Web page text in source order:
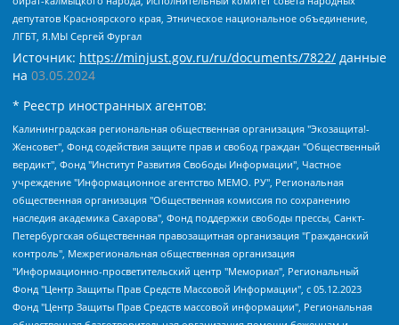
депутатов Красноярского края, Этническое национальное объединение,
ЛГБТ, Я.МЫ Сергей Фургал
Источник: https://minjust.gov.ru/ru/documents/7822/ данные
на 03.05.2024
* Реестр иностранных агентов:
Калининградская региональная общественная организация "Экозащита!-Женсовет", Фонд содействия защите прав и свобод граждан "Общественный вердикт", Фонд "Институт Развития Свободы Информации", Частное учреждение "Информационное агентство МЕМО. РУ", Региональная общественная организация "Общественная комиссия по сохранению наследия академика Сахарова", Фонд поддержки свободы прессы, Санкт-Петербургская общественная правозащитная организация "Гражданский контроль", Межрегиональная общественная организация "Информационно-просветительский центр "Мемориал", Региональный Фонд "Центр Защиты Прав Средств Массовой Информации", с 05.12.2023 Фонд "Центр Защиты Прав Средств массовой информации", Региональная общественная благотворительная организация помощи беженцам и мигрантам "Гражданское содействие", Негосударственное образовательное учреждение дополнительного профессионального образования (повышение квалификации) специалистов "АКАДЕМИЯ ПО ПРАВАМ ЧЕЛОВЕКА", Свердловская региональная общественная организация "Сутяжник", Автономная некоммерческая организация "Центр независимых социологических исследований", Союз общественных объединений "Российский исследовательский центр по правам человека", Региональное общественное учреждение научно-информационный центр "МЕМОРИАЛ", Некоммерческая организация "Фонд защиты гласности", Автономная некоммерческая организация "Институт прав человека", Городская общественная организация "Екатеринбургское общество "МЕМОРИАЛ", Городская общественная организация "Рязанское историко-просветительское и правозащитное общество "Мемориал" (Рязанский Мемориал), Челябинский региональный орган общественной самодеятельности – женское общественное объединение "Женщины Евразии", Челябинский региональный орган общественной самодеятельности "Уральская правозащитная группа", Фонд содействия защите здоровья и социальной справедливости имени Андрея Рылькова, Автономная Некоммерческая Организация "Аналитический Центр Юрия Левады", Автономная некоммерческая организация социальной поддержки населения "Проект Апрель", Региональная общественная организация помощи женщинам и детям, находящимся в кризисной ситуации "Информационно-методический центр "Анна", Фонд содействия развитию массовых коммуникаций и правовому просвещению "Так-так-Так", Фонд содействия устойчивому развитию "Серебряная тайга", Свердловский региональный общественный фонд социальных проектов "Новое время", "Idel.Реалии", Кавказ.Реалии, Крым.Реалии, Телеканал Настоящее Время, Татаро-башкирская служба Радио Свобода (Azatliq Radiosi), Радио Свободная Европа/Радио Свобода (PCE/PC), "Сибирь.Реалии", "Фактограф", Благотворительный фонд помощи осужденным и их семьям, Автономная некоммерческая организация "Институт глобализации и социальных движений", Фонд "В защиту прав заключенных", Частное учреждение "Центр поддержки и содействия развитию средств массовой информации", Пензенский региональный общественный благотворительный фонд "Гражданский союз", "Север.Реалии", Некоммерческая организация Фонд "Правовая инициатива", Общество с ограниченной ответственностью "Радио Свободная Европа/Радио Свобода", Чешское информационное агентство "MEDIUM-ORIENT", Красноярская региональная общественная организация "Мы против СПИДа", Камалягин Денис Николаевич, Маркелов Сергей Евгеньевич, Пономарев Лев Александрович, Савицкая Людмила Алексеевна, Автономная некоммерческая организация "Центр по работе с проблемой насилия "НАСИЛИЮ.НЕТ", Межрегиональный профессиональный союз работников здравоохранения "Альянс врачей", Юридическое лицо, зарегистрированное в Латвийской Республике, SIA "Medusa Project" (регистрационный номер 40103797863, дата регистрации 10.06.2014), Некоммерческая организация "Фонд по борьбе с коррупцией", Автономная некоммерческая организация "Институт права и публичной политики", Баданин Роман Сергеевич, Гликин Максим Александрович, Железнова Мария Михайловна, Лукьянова Юлия Сергеевна, Маетная Елизавета Витальевна, Маняхин Петр Борисович, Чуракова Ольга Владимировна, Ярош Юлия Петровна, Юридическое лицо "The Insider SIA", зарегистрированное в Риге, Латвийская Республика (дата регистрации 26.06.2015), являющееся администратором доменного имени интернет-издания "The Insider SIA", https://theins.ru, Постернак Алексей Евгеньевич, Рубин Михаил Аркадьевич, Анин Роман Александрович, Юридическое лицо Istories fonds, зарегистрированное в Латвийской Республике (регистрационный номер 50008295751, дата регистрации 24.02.2020), Великовский Дмитрий Александрович, Долинина Ирина Николаевна, Мароховская Алеся Алексеевна, Шлейнов Роман Юрьевич, Шмагун Олеся Валентиновна, Общество с ограниченной ответственностью "Альтаир 2021", Общество с ограниченной ответственностью "Вега 2021", Общество с ограниченной ответственностью "Главный редактор 2021", Общество с ограниченной ответственностью "Ромашки монолит", Важенков Артем Валерьевич, Ивановская областная общественная организация "Центр гендерных исследований", Гурман Юрий Альбертович, Медиапроект "ОВД-Инфо", Егоров Владимир Владимирович, Жилинский Владимир Александрович, Общество с ограниченной ответственностью "ЗП", Иванова София Юрьевна, Карезина Инна Павловна, Кильтау Екатерина Викторовна, Петров Алексей Викторович, Пискунов Сергей Евгеньевич, Смирнов Сергей Сергеевич, Тихонов Михаил Сергеевич, Общество с ограниченной ответственностью "ЖУРНАЛИСТ-ИНОСТРАННЫЙ АГЕНТ", Арапова Галина Юрьевна, Вольтская Татьяна Анатольевна, Американская компания "Mason G.E.S. Anonymous Foundation" (США), являющаяся владельцем интернет-издания https://mnews.world/, Компания "Stichting Bellingcat", зарегистрированная в Нидерландах (дата регистрации 11.07.2018), Захаров Андрей Вячеславович, Клепиковская Екатерина Дмитриевна, Общество с ограниченной ответственностью "МЕМО", Перл Роман Александрович, Симонов Евгений Алексеевич, Соловьева Елена Анатольевна, Сотников Даниил Владимирович, Сурначева Елизавета Дмитриевна, Автономная некоммерческая организация по защите прав человека и информированию населения "Якутия – Наше Мнение", Общество с ограниченной ответственностью "Москоу диджитал медиа", с 26.01.2023 Общество с ограниченной ответственностью "Чайка Белые сады", Ветошкина Валерия Валерьевна, Заговора Максим Александрович, Межрегиональное общественное движение "Российская ЛГБТ - сеть", Оленичев Максим Владимирович, Павлов Иван Юрьевич, Скворцова Елена Сергеевна, Общество с ограниченной ответственностью "Как бы инагент", Кочетков Игорь Викторович, Общество с ограниченной ответственностью "Честные выборы", Еланчик Олег Александрович, Общество с ограниченной ответственностью "Нобелевский призыв", Гималова Регина Эмилевна, Григорьев Андрей Валерьевич, Григорьева Алина Александровна, Ассоциация по содействию защите прав призывников, альтернативнослужащих и военнослужащих "Правозащитная группа "Гражданин.Армия.Право", Хисамова Регина Фаритовна, Автономная некоммерческая организация по реализации социально-правовых программ "Лилит", Дальневосточное общественное движение "Маяк", Санкт-Петербургская ЛГБТ-инициативная группа "Выход", Инициативная группа ЛГБТ+ "Реверс", Алексеев Андрей Викторович, Бекбулатова Таисия Львовна, Беляев Иван Михайлович, Владыкина Елена Сергеевна, Гельман Марат Александрович, Никульшина Вероника Юрьевна, Толоконникова Надежда Андреевна, Шендерович Виктор Анатольевич, Общество с ограниченной ответственностью "Данное сообщение", Общество с ограниченной ответственностью Издательский дом "Новая глава", Айнбиндер Александра Александровна, Московский комьюнити-центр для ЛГБТ+инициатив, Благотворительный фонд развития филантропии, Deutsche Welle (Германия, Kurt-Schumacher-Strasse 3, 53113 Bonn), Борзунова Мария Михайловна, Воробьев Виктор Викторович, Голубева Анна Львовна, Константинова Алла Михайловна, Малкова Ирина Владимировна, Мурадов Мурад Абдулгалимович, Осетинская Елизавета Николаевна, Понасенков Евгений Николаевич, Ганапольский Матвей Юрьевич, Киселев Евгений Алексеевич, Борухович Ирина Григорьевна, Дремин Иван Тимофеевич, Дубровский Дмитрий Викторович, Красноярская региональная общественная организация поддержки и развития альтернативных образовательных технологий и межкультурных коммуникаций "ИНТЕРРА", Маяковская Екатерина Алексеевна, Фейгин Марк Захарович, Филимонов Андрей Викторович, Дзугкоева Регина Николаевна, Доброхотов Роман Александрович, Дудь Юрий Александрович, Елкин Сергей Владимирович, Кругликов Кирилл Игоревич, Сабунаева Мария Леонидовна, Семенов Алексей Владимирович, Шаинян Карен Багратович, Шульман Екатерина Михайловна, Асафьев Артур Валерьевич, Вахштайн Виктор Семенович, Венедиктов Алексей Алексеевич, Лушникова Екатерина Евгеньевна, Волков Леонид Михайлович, Невзоров Александр Глебович, Пархоменко Сергей Борисович, Сироткин Ярослав Николаевич, Кара-Мурза Владимир Владимирович, Баранова Наталья Владимировна, Гозман Леонид Яковлевич, Кагарлицкий Борис Юльевич, Климарев Михаил Валерьевич, Милов Владимир Станиславович, Автономная некоммерческая организация Краснодарский центр современного искусства "Типография", Моргенштерн Алишер Тагирович, Соболь Любовь Эдуардовна, Общество с ограниченной ответственностью "ЛИЗА НОРМ", Каспаров Гарри Кимович, Ходорковский Михаил Борисович, Общество с ограниченной ответственностью "Апрельские тезисы", Данилович Ирина Брониславовна, Кашин Олег Владимирович, Петров Николай Владимирович, Пивоваров Алексей Владимирович, Соколов Михаил Владимирович, Цветкова Юлия Владимировна, Чичваркин Евгений Александрович, Комитет против пыток/Команда против пыток, Общество с ограниченной ответственностью "Первый научный", Общество с ограниченной ответственностью "Вертолет и ко", Белоцерковская Вероника Борисовна, Кац Максим Евгеньевич, Лазарева Татьяна Юрьевна, Шаведдинов Руслан Табризович, Яшин Илья Валерьевич, Общество с ограниченной ответственностью "Иноагент ААВ", Алешковский Дмитрий Петрович, Альбац Евгения Марковна, Быков Дмитрий Львович, Галямина Юлия Евгеньевна, Лойко Сергей Леонидович, Мартынов Кирилл Константинович, Медведев Сергей Александрович, Крашенинников Федор Геннадиевич, Гордеева Катерина Вл